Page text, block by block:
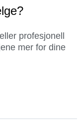
profesjonell
mer for dine